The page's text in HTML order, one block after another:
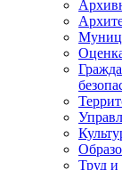
Труд и